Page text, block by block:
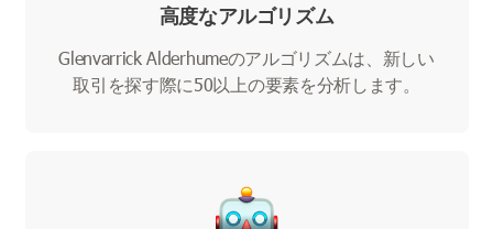
高度なアルゴリズム
Glenvarrick Alderhumeのアルゴリズムは、新しい
取引を探す際に50以上の要素を分析します。